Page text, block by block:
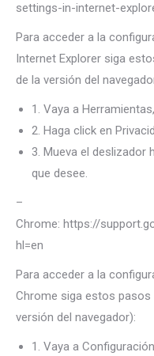
settings-in-internet-
Para acceder a la
Internet Explorer siga
de la versión del
1. Vaya a
2. Haga click en
3. Mueva el deslizador
que desee.
–
Chrome: https://
hl=en
Para acceder a la
Chrome siga estos pasos
versión del navegador):
1. Vaya a